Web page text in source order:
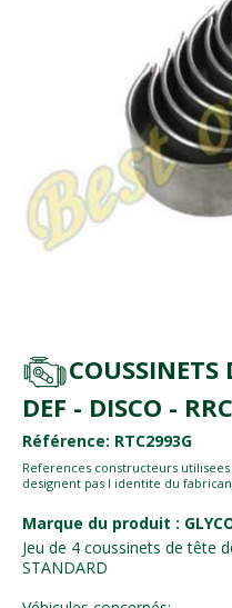
COUSSINETS
DEF - DISCO -
Référence: RTC2993G
References constructeurs
designent pas l identite du
Marque du produit :
Jeu de 4 coussinets de tête
STANDARD